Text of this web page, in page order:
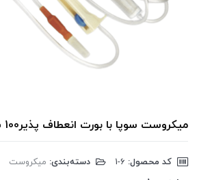
میکروست سوپا با بورت انعطاف پذیر100 سی سی
کد محصول: دسته‌بندی: میکروست